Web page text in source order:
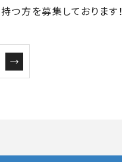
つ方を募集しております！